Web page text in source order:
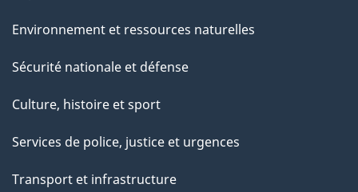
Environnement et ressources naturelles
Sécurité nationale et défense
Culture, histoire et sport
Services de police, justice et urgences
Transport et infrastructure